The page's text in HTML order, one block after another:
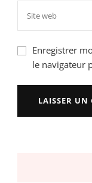
Enregistrer
le navigateur